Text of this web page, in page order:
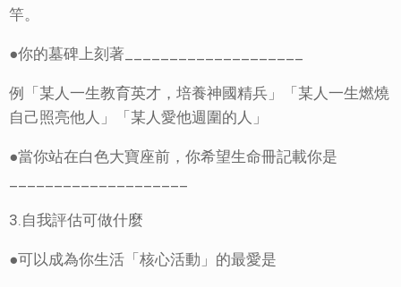
竿。
●你的墓碑上刻著____________________
例「某人一生教育英才，培養神國精兵」「某人一生燃燒
自己照亮他人」「某人愛他週圍的人」
●當你站在白色大寶座前，你希望生命冊記載你是
3.自我評估可做什麼
●可以成為你生活「核心活動」的最愛是